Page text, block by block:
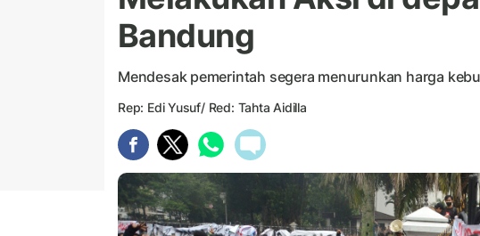
Bandung
Mendesak pemerintah segera menurunkan harga
Rep: Edi Yusuf/ Red: Tahta Aidilla